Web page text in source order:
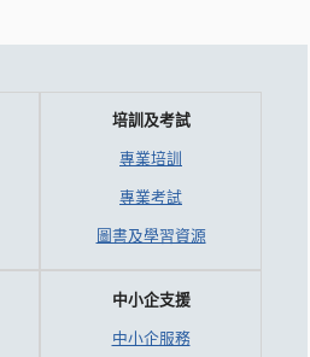
培訓及考試
專業培訓
專業考試
圖書及學習資源
中小企支援
中小企服務